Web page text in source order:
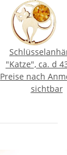
"Katze", ca. d
Bernstein
"Mond"/
Preise nach
sichtbar